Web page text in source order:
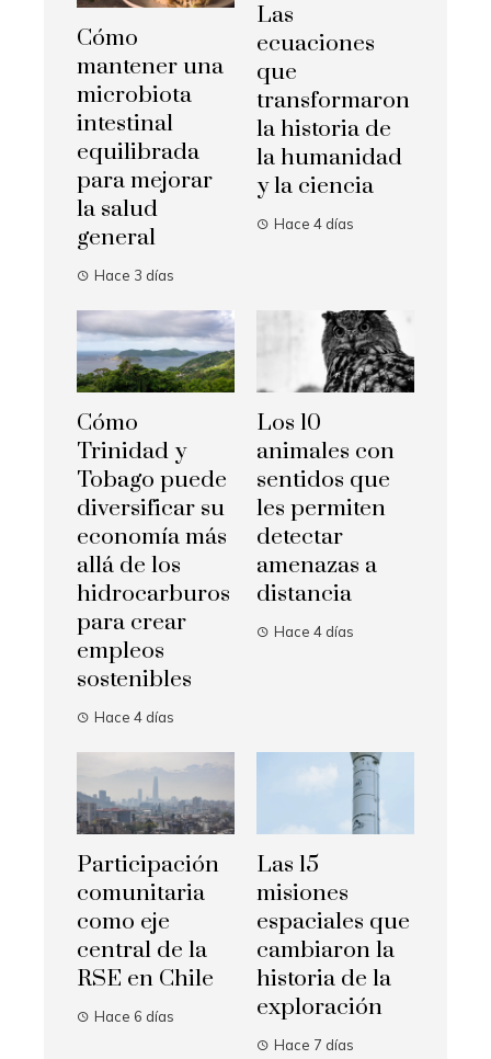
Cómo
mantener una
microbiota
intestinal
equilibrada
para mejorar
la salud
general
Hace 3 días
Las
ecuaciones
que
transformaron
la historia de
la humanidad
y la ciencia
Hace 4 días
Cómo
Trinidad y
Tobago puede
diversificar su
economía más
allá de los
hidrocarburos
para crear
empleos
sostenibles
Hace 4 días
Los 10
animales con
sentidos que
les permiten
detectar
amenazas a
distancia
Hace 4 días
Participación
comunitaria
como eje
central de la
RSE en Chile
Hace 6 días
Las 15
misiones
espaciales que
cambiaron la
historia de la
exploración
Hace 7 días